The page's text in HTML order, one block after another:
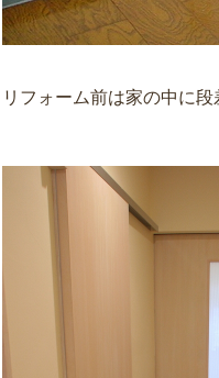
リフォーム前は家の中に